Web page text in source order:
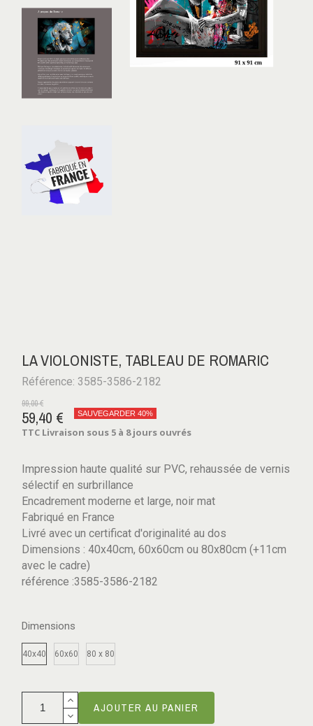
LA VIOLONISTE, TABLEAU DE ROMARIC
Référence: 3585-3586-2182
99,00 €
59,40 € SAUVEGARDER 40%
TTC Livraison sous 5 à 8 jours ouvrés
Impression haute qualité sur PVC, rehaussée de vernis
sélectif en surbrillance
Encadrement moderne et large, noir mat
Fabriqué en France
Livré avec un certificat d'originalité au dos
Dimensions : 40x40cm, 60x60cm ou 80x80cm (+11cm
avec le cadre)
référence :3585-3586-2182
Dimensions
40x40 60x60 80 x 80
AJOUTER AU PANIER